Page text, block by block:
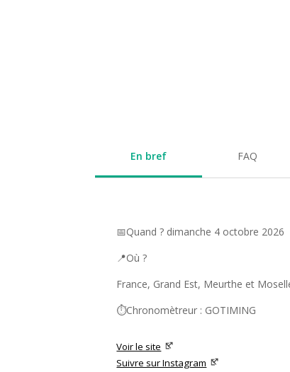
En bref FAQ
📅Quand ? dimanche 4 octobre 2026
📍Où ?
France, Grand Est, Meurthe et
⏱️Chronomètreur : GOTIMING
Voir le site
Suivre sur Instagram